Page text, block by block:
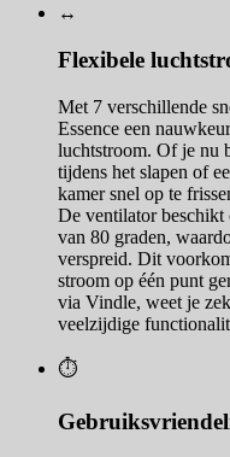
↔️
Flexibele
Met 7 verschillende
Essence een
luchtstroom. Of je nu
tijdens het slapen of
kamer snel op te
De ventilator beschikt
van 80 graden,
verspreid. Dit
stroom op één punt
via Vindle, weet je
veelzijdige
⏱️